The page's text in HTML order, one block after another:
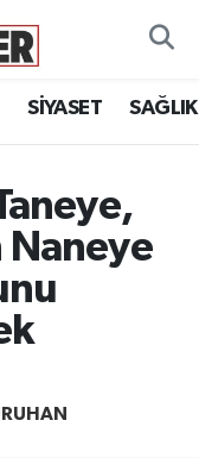
SİYASET SAĞLIK
Naneye